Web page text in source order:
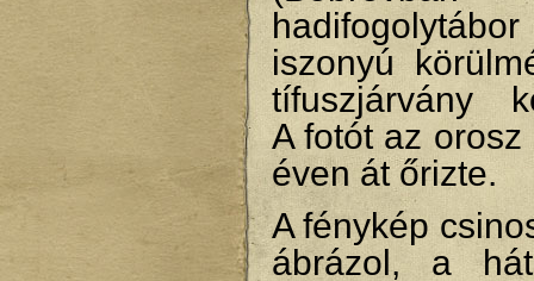
hadifogolytábor
iszonyú
tífuszjárvány
A fotót az
éven át őrizte.
A fénykép
ábrázol, a